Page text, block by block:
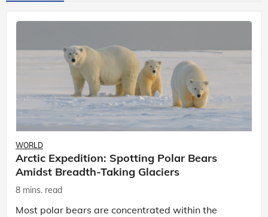
WORLD
Arctic Expedition: Spotting Polar Bears
Amidst Breadth-Taking Glaciers
8 mins. read
Most polar bears are concentrated within the